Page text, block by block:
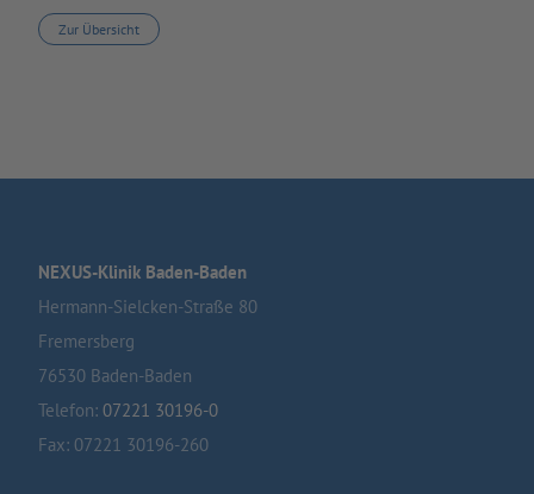
Zur Übersicht
NEXUS-Klinik Baden-Baden
Hermann-Sielcken-Straße 80
Fremersberg
76530 Baden-Baden
Telefon: 07221 30196-0
Fax: 07221 30196-260